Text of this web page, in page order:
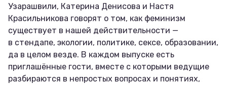
Узарашвили, Катерина Денисова и Настя
Красильникова говорят о том, как феминизм
существует в нашей действительности —
в стендапе, экологии, политике, сексе, образовании,
да в целом везде. В каждом выпуске есть
приглашённые гости, вместе с которыми ведущие
разбираются в непростых вопросах и понятиях,